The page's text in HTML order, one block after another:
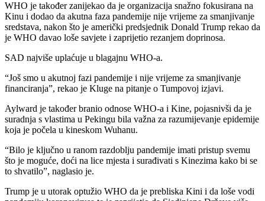
WHO je također zanijekao da je organizacija snažno fokusirana na
Kinu i dodao da akutna faza pandemije nije vrijeme za smanjivanje
sredstava, nakon što je američki predsjednik Donald Trump rekao da
je WHO davao loše savjete i zaprijetio rezanjem doprinosa.
SAD najviše uplaćuje u blagajnu WHO-a.
“Još smo u akutnoj fazi pandemije i nije vrijeme za smanjivanje
financiranja”, rekao je Kluge na pitanje o Tumpovoj izjavi.
Aylward je također branio odnose WHO-a i Kine, pojasnivši da je
suradnja s vlastima u Pekingu bila važna za razumijevanje epidemije
koja je počela u kineskom Wuhanu.
“Bilo je ključno u ranom razdoblju pandemije imati pristup svemu
što je moguće, doći na lice mjesta i surađivati s Kinezima kako bi se
to shvatilo”, naglasio je.
Trump je u utorak optužio WHO da je prebliska Kini i da loše vodi